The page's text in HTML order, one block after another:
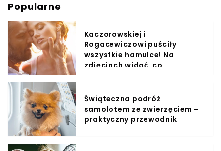
Popularne
Kaczorowskiej i
Rogacewiczowi puściły
wszystkie hamulce! Na
zdjęciach widać, co
Świąteczna podróż
samolotem ze zwierzęciem –
praktyczny przewodnik